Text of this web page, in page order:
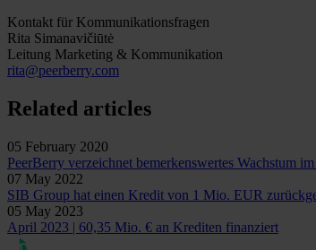
Kontakt für Kommunikationsfragen
Rita Simanavičiūtė
Leitung Marketing & Kommunikation
rita@peerberry.com
Related articles
05 February 2020
PeerBerry verzeichnet bemerkenswertes Wachstum
07 May 2022
SIB Group hat einen Kredit von 1 Mio. EUR
05 May 2023
April 2023 | 60,35 Mio. € an Krediten finanziert